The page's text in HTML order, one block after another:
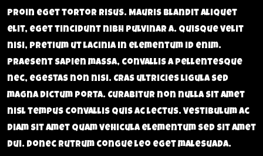
Proin eget tortor risus. Mauris blandit aliquet
elit, eget tincidunt nibh pulvinar a. Quisque velit
nisi, pretium ut lacinia in elementum id enim.
Praesent sapien massa, convallis a pellentesque
nec, egestas non nisi. Cras ultricies ligula sed
magna dictum porta. Curabitur non nulla sit amet
nisl tempus convallis quis ac lectus. Vestibulum ac
diam sit amet quam vehicula elementum sed sit amet
dui. Donec rutrum congue leo eget malesuada.